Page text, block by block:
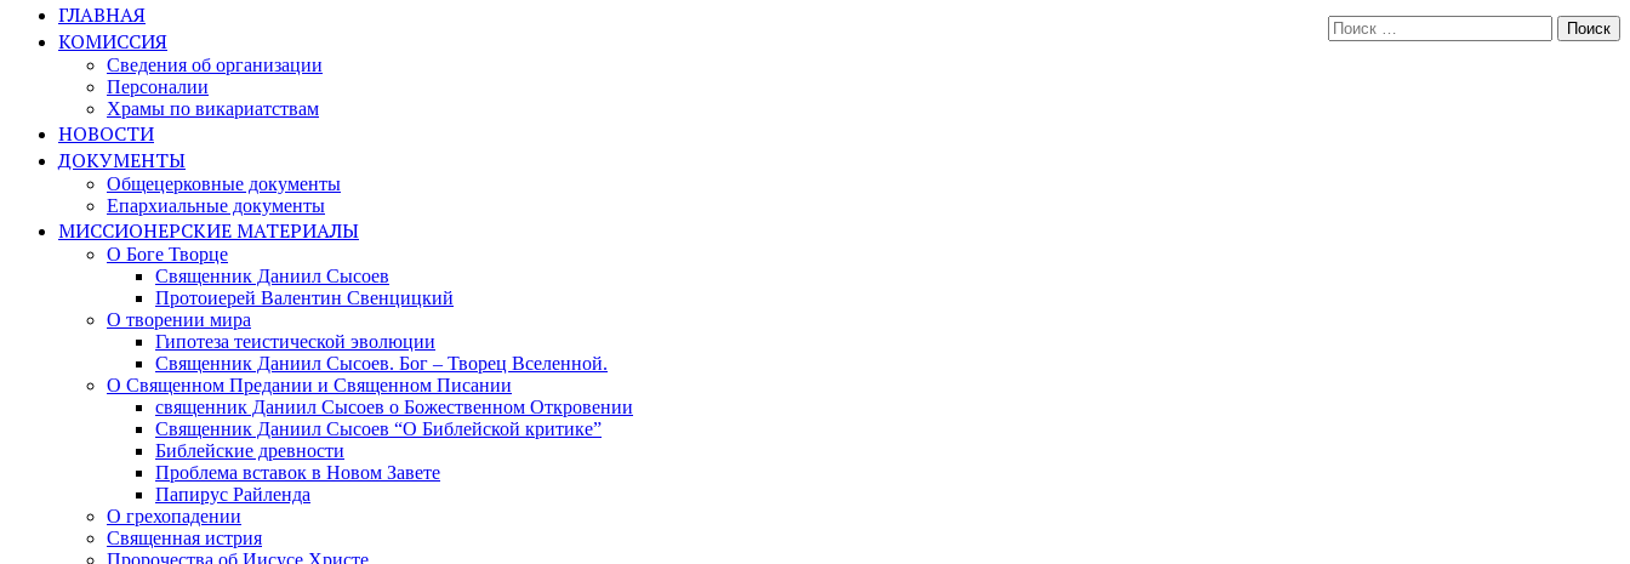
Искать:
ГЛАВНАЯ
КОМИССИЯ
Сведения об организации
Персоналии
Храмы по викариатствам
НОВОСТИ
ДОКУМЕНТЫ
Общецерковные документы
Епархиальные документы
МИССИОНЕРСКИЕ МАТЕРИАЛЫ
О Боге Творце
Священник Даниил Сысоев
Протоиерей Валентин Свенцицкий
О творении мира
Гипотеза теистической эволюции
Священник Даниил Сысоев. Бог – Творец Вселенной.
О Священном Предании и Священном Писании
священник Даниил Сысоев о Божественном Откровении
Священник Даниил Сысоев “О Библейской критике”
Библейские древности
Проблема вставок в Новом Завете
Папирус Райленда
О грехопадении
Священная истрия